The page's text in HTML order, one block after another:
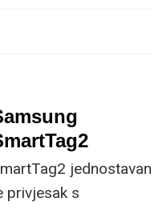
jednostavan
privjesak s